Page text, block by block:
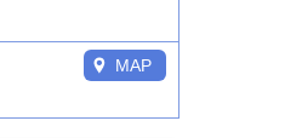
MAP